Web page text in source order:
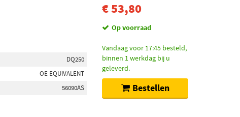
DQ250
OE EQUIVALENT
56090AS
€ 53,80
Op voorraad
Vandaag voor 17:45 besteld,
binnen 1 werkdag bij u
geleverd.
Bestellen